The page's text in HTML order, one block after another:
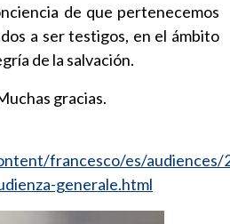
de que pertenecemos
a ser testigos, en el ámbito
de la salvación.
gracias.
francesco/es/audiences/
generale.html